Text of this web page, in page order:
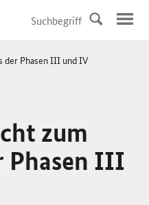
der Phasen III und IV
zum
Phasen III